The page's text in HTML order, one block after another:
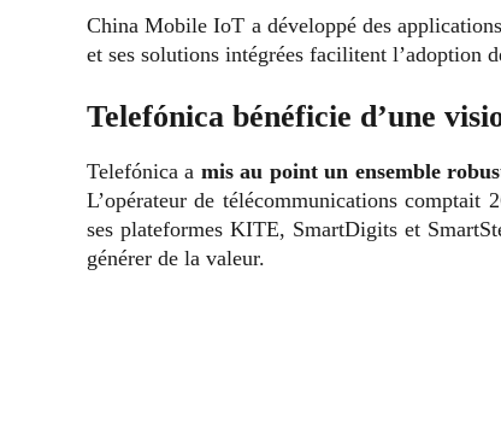
China Mobile IoT a développé des
et ses solutions intégrées facilitent l’adoption
Telefónica bénéficie d’une
Telefónica a mis au point un ensemble
L’opérateur de télécommunications
ses plateformes KITE, SmartDigits et
générer de la valeur.